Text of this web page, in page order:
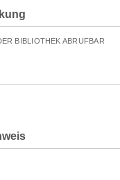
BIBLIOTHEK ABRUFBAR